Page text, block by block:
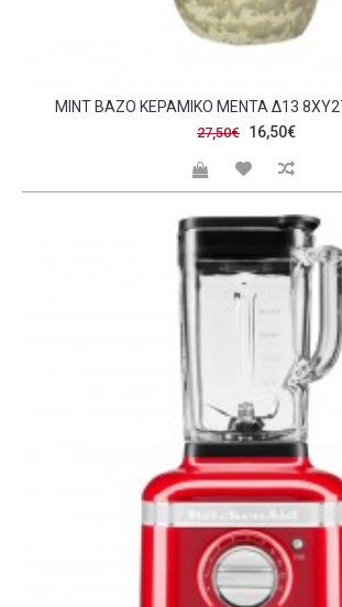
MINT ΒΑΖΟ ΚΕΡΑΜΙΚΟ ΜΕΝΤΑ Δ13
27,50€ 16,50€